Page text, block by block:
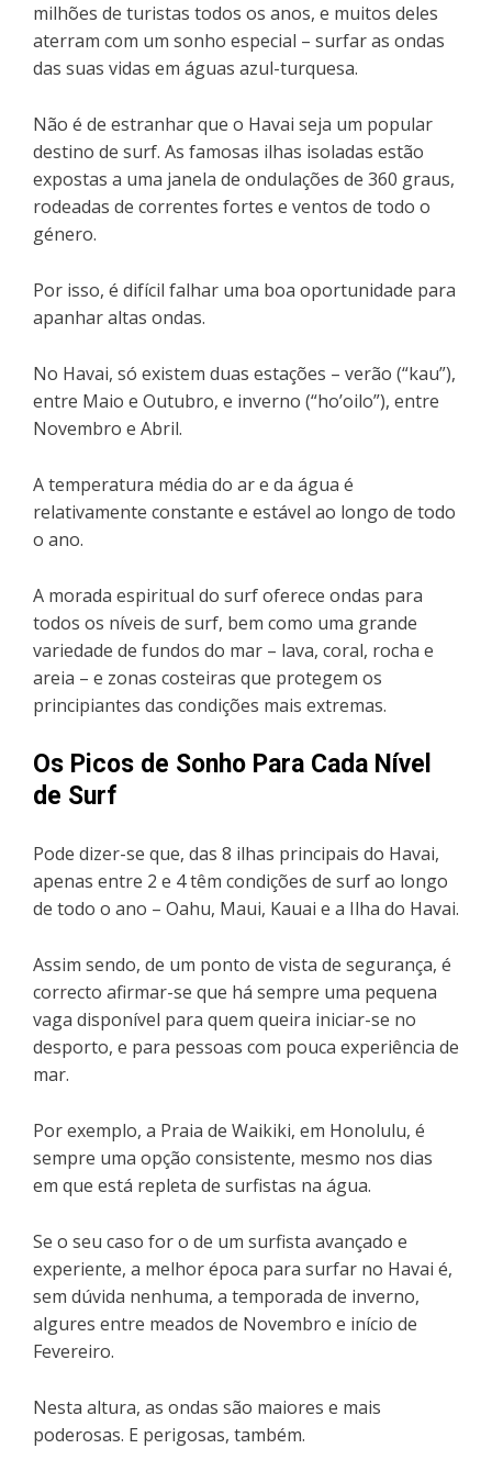
milhões de turistas todos os anos, e muitos deles
aterram com um sonho especial – surfar as ondas
das suas vidas em águas azul-turquesa.
Não é de estranhar que o Havai seja um popular
destino de surf. As famosas ilhas isoladas estão
expostas a uma janela de ondulações de 360 graus,
rodeadas de correntes fortes e ventos de todo o
género.
Por isso, é difícil falhar uma boa oportunidade para
apanhar altas ondas.
No Havai, só existem duas estações – verão (“kau”),
entre Maio e Outubro, e inverno (“ho’oilo”), entre
Novembro e Abril.
A temperatura média do ar e da água é
relativamente constante e estável ao longo de todo
o ano.
A morada espiritual do surf oferece ondas para
todos os níveis de surf, bem como uma grande
variedade de fundos do mar – lava, coral, rocha e
areia – e zonas costeiras que protegem os
principiantes das condições mais extremas.
Os Picos de Sonho Para Cada Nível
de Surf
Pode dizer-se que, das 8 ilhas principais do Havai,
apenas entre 2 e 4 têm condições de surf ao longo
de todo o ano – Oahu, Maui, Kauai e a Ilha do Havai.
Assim sendo, de um ponto de vista de segurança, é
correcto afirmar-se que há sempre uma pequena
vaga disponível para quem queira iniciar-se no
desporto, e para pessoas com pouca experiência de
mar.
Por exemplo, a Praia de Waikiki, em Honolulu, é
sempre uma opção consistente, mesmo nos dias
em que está repleta de surfistas na água.
Se o seu caso for o de um surfista avançado e
experiente, a melhor época para surfar no Havai é,
sem dúvida nenhuma, a temporada de inverno,
algures entre meados de Novembro e início de
Fevereiro.
Nesta altura, as ondas são maiores e mais
poderosas. E perigosas, também.